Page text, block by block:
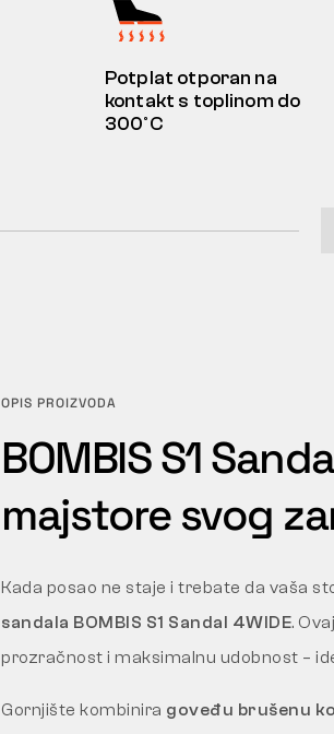
Potplat otporan na
kontakt s toplinom do
300°C
OPIS PROIZVODA
BOMBIS S1
majstore svog
Kada posao ne staje i trebate da vaša
sandala BOMBIS S1 Sandal 4WIDE.
prozračnost i maksimalnu udobnost –
Gornjište kombinira goveđu brušenu